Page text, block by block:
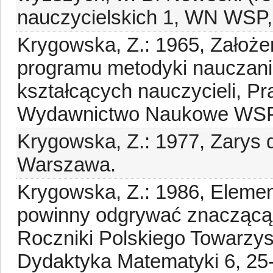
nauczycielskich 1, WN
Krygowska, Z.: 1965,
programu metodyki
kształcących nauczycieli,
Wydawnictwo Naukowe
Krygowska, Z.: 1977, Zarys
Warszawa.
Krygowska, Z.: 1986,
powinny odgrywać
Roczniki Polskiego
Dydaktyka Matematyki 6,